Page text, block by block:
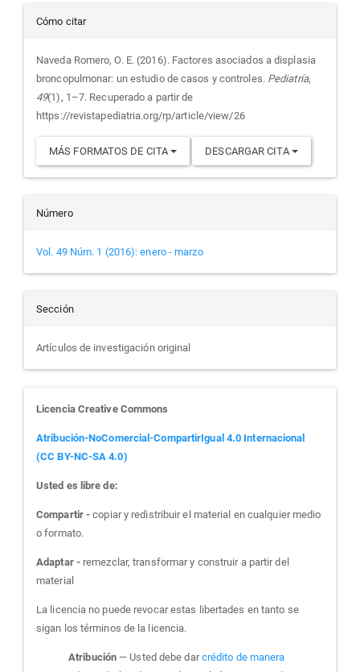
Detalles
del
artículo
Cómo citar
Naveda Romero, O. E. (2016). Factores asociados a displasia
broncopulmonar: un estudio de casos y controles. Pediatría,
49(1), 1–7. Recuperado a partir de
https://revistapediatria.org/rp/article/view/26
MÁS FORMATOS DE CITA DESCARGAR CITA
Número
Vol. 49 Núm. 1 (2016): enero - marzo
Sección
Artículos de investigación original
Licencia Creative Commons
Atribución-NoComercial-CompartirIgual 4.0 Internacional
(CC BY-NC-SA 4.0)
Usted es libre de:
Compartir -copiar y redistribuir el material en cualquier medio
o formato.
Adaptar -remezclar, transformar y construir a partir del
material
La licencia no puede revocar estas libertades en tanto se
sigan los términos de la licencia.
Atribución — Usted debe darcrédito de manera